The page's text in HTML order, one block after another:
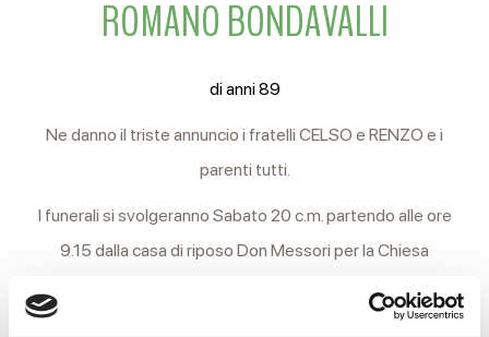
ROMANO BONDAVALLI
di anni 89
Ne danno il triste annuncio i fratelli CELSO e RENZO e i
parenti tutti.
I funerali si svolgeranno Sabato 20 c.m. partendo alle ore
9.15 dalla casa di riposo Don Messori per la Chiesa
Al termine della funzione religiosa si proseguirà in corteo per